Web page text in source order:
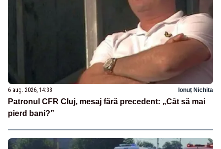
6 aug. 2026, 14:38 Ionuț Nichita
Patronul CFR Cluj, mesaj fără precedent: „Cât să mai
pierd bani?”